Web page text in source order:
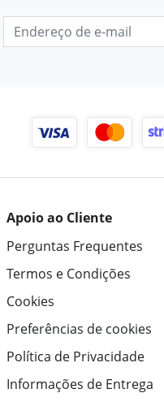
Apoio ao Cliente
Perguntas Frequentes
Termos e Condições
Cookies
Preferências de cookies
Política de Privacidade
Informações de Entrega